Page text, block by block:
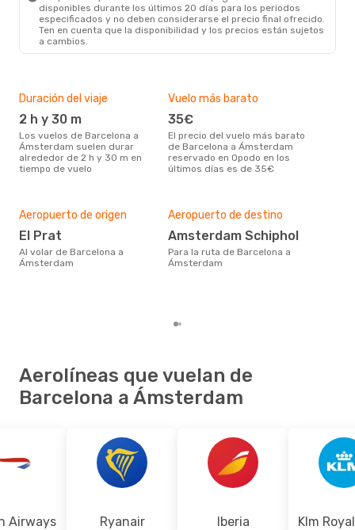
disponibles durante los últimos 20 días para los periodos
especificados y no deben considerarse el precio final ofrecido.
Ten en cuenta que la disponibilidad y los precios están sujetos
a cambios.
Duración del viaje
2 h y 30 m
Los vuelos de Barcelona a
Ámsterdam suelen durar
alrededor de 2 h y 30 m en
tiempo de vuelo
Vuelo más barato
35€
El precio del vuelo más barato
de Barcelona a Ámsterdam
reservado en Opodo en los
últimos días es de 35€
Aeropuerto de origen
El Prat
Al volar de Barcelona a
Ámsterdam
Aeropuerto de destino
Amsterdam Schiphol
Para la ruta de Barcelona a
Ámsterdam
Aerolíneas que vuelan de
Barcelona a Ámsterdam
Airways Ryanair Iberia